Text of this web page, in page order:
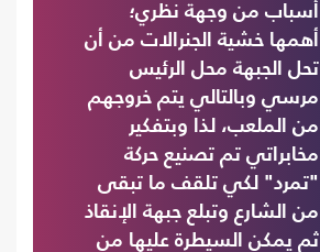
أسباب من وجهة نظري؛
أهمها خشية الجنرالات من أن
تحل الجبهة محل الرئيس
مرسي وبالتالي يتم خروجهم
من الملعب، لذا وبتفكير
مخابراتي تم تصنيع حركة
"تمرد" لكي تلقف ما تبقى
من الشارع وتبلع جبهة الإنقاذ
ثم يمكن السيطرة عليها من